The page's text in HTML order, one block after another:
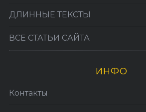
ДЛИННЫЕ ТЕКСТЫ
ВСЕ СТАТЬИ САЙТА
ИНФО
Контакты